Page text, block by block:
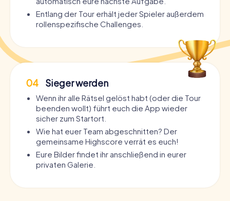
Entlang der Tour erhält jeder Spieler außerdem
rollenspezifische Challenges.
04 Sieger werden
Wenn ihr alle Rätsel gelöst habt (oder die Tour
beenden wollt) führt euch die App wieder
sicher zum Startort.
Wie hat euer Team abgeschnitten? Der
gemeinsame Highscore verrät es euch!
Eure Bilder findet ihr anschließend in eurer
privaten Galerie.